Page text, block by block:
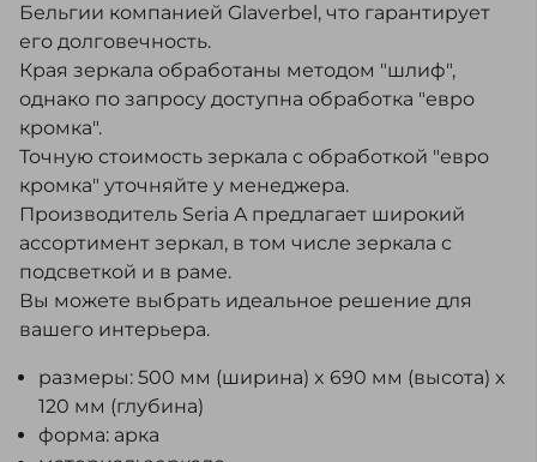
Бельгии компанией Glaverbel, что гарантирует
его долговечность.
Края зеркала обработаны методом "шлиф",
однако по запросу доступна обработка "евро
кромка".
Точную стоимость зеркала с обработкой "евро
кромка" уточняйте у менеджера.
Производитель Seria A предлагает широкий
ассортимент зеркал, в том числе зеркала с
подсветкой и в раме.
Вы можете выбрать идеальное решение для
вашего интерьера.
размеры: 500 мм (ширина) x 690 мм (высота) x
120 мм (глубина)
форма: арка